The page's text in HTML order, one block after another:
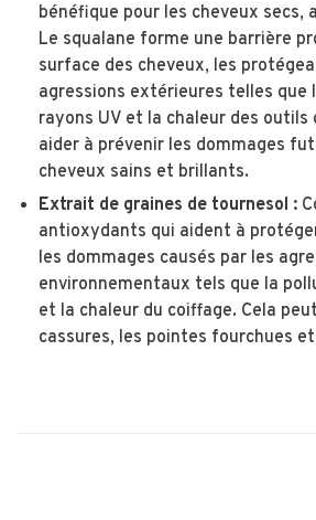
bénéfique pour les cheveux secs,
Le squalane forme une barrière
surface des cheveux, les
agressions extérieures telles que
rayons UV et la chaleur des
aider à prévenir les dommages
cheveux sains et brillants.
Extrait de graines de tournesol :
antioxydants qui aident à
les dommages causés par les
environnementaux tels que la
et la chaleur du coiffage. Cela
cassures, les pointes fourchues